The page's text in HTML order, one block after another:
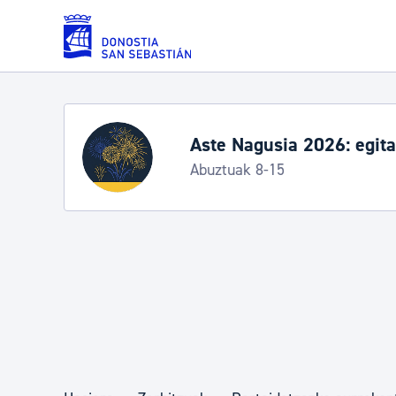
Eduki nagusira joan
Zerbitzuak
Errolda eta gai pertsonalak
Aste Nagusia 2026:
Abuztuak 8-15